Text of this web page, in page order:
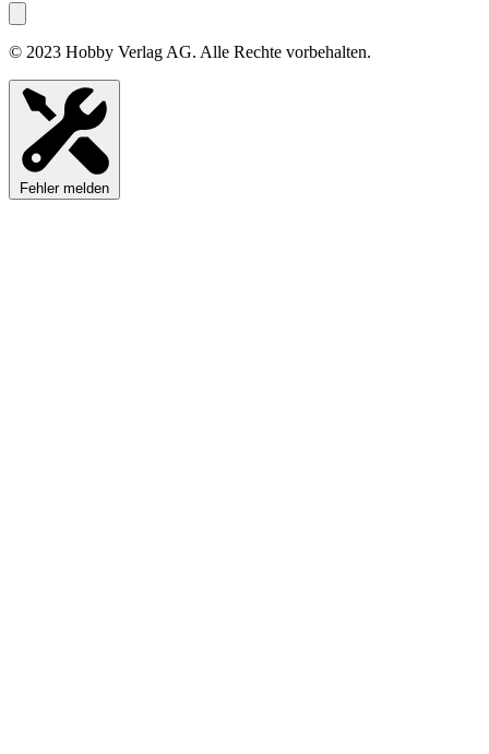
© 2023 Hobby Verlag AG. Alle Rechte vorbehalten.
Fehler melden